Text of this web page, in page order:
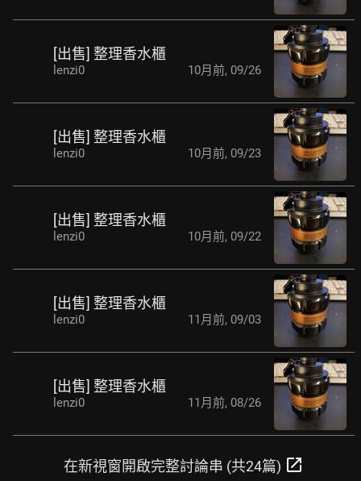
[出售] 整理香水櫃
lenzi0 10月前, 09/26
[出售] 整理香水櫃
lenzi0 10月前, 09/23
[出售] 整理香水櫃
lenzi0 10月前, 09/22
[出售] 整理香水櫃
lenzi0 11月前, 09/03
[出售] 整理香水櫃
lenzi0 11月前, 08/26
在新視窗開啟完整討論串 (共24篇) open_in_new